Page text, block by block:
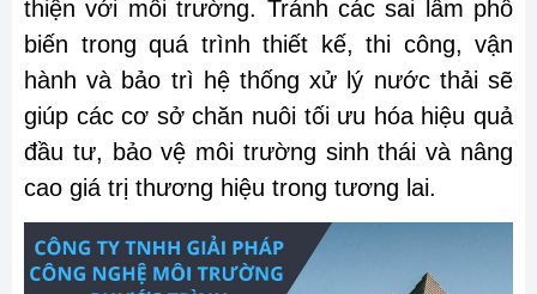
thiện với môi trường. Tránh các sai lầm phổ
biến trong quá trình thiết kế, thi công, vận
hành và bảo trì hệ thống xử lý nước thải sẽ
giúp các cơ sở chăn nuôi tối ưu hóa hiệu quả
đầu tư, bảo vệ môi trường sinh thái và nâng
cao giá trị thương hiệu trong tương lai.